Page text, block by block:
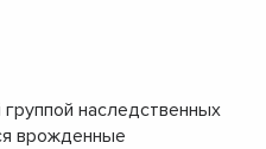
наследственных
врожденные